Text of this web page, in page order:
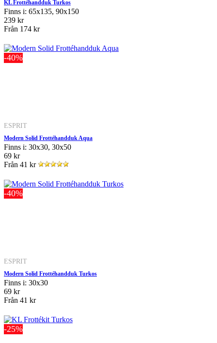
KL Frottéhandduk Turkos
Finns i: 65x135, 90x150
239 kr
Från 174 kr
-40%
ESPRIT
Modern Solid Frottéhandduk Aqua
Finns i: 30x30, 30x50
69 kr
Från 41 kr
-40%
ESPRIT
Modern Solid Frottéhandduk Turkos
Finns i: 30x30
69 kr
Från 41 kr
-25%